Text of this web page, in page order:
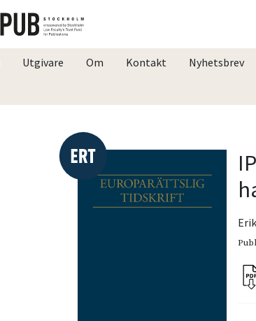
Utgivare Om Kontakt Nyhetsbrev